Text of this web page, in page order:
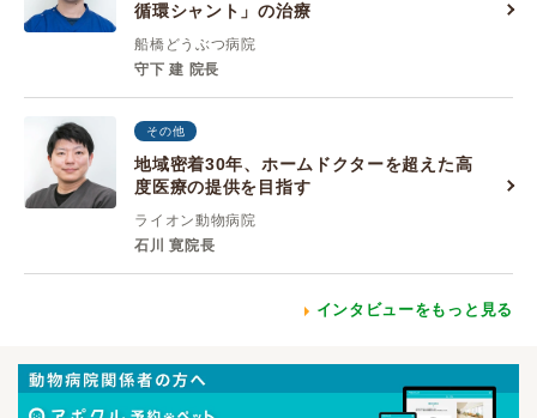
循環シャント」の治療
船橋どうぶつ病院
守下 建 院長
その他
地域密着30年、ホームドクターを超えた高
度医療の提供を目指す
ライオン動物病院
石川 寛院長
インタビューをもっと見る